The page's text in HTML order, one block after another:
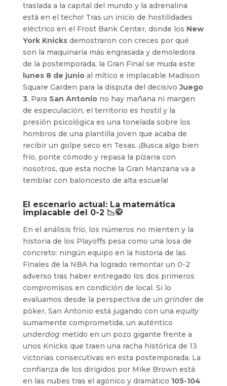
traslada a la capital del mundo y la adrenalina
está en el techo! Tras un inicio de hostilidades
eléctrico en el Frost Bank Center, donde los New
York Knicksdemostraron con creces por qué
son la maquinaria más engrasada y demoledora
de la postemporada, la Gran Final se muda este
lunes 8 de junioal mítico e implacable Madison
Square Garden para la disputa del decisivoJuego
3. Para San Antoniono hay mañana ni margen
de especulación; el territorio es hostil y la
presión psicológica es una tonelada sobre los
hombros de una plantilla joven que acaba de
recibir un golpe seco en Texas. ¡Busca algo bien
frío, ponte cómodo y repasa la pizarra con
nosotros, que esta noche la Gran Manzana va a
temblar con baloncesto de alta escuela!
El escenario actual: La matemática
implacable del 0-2 📉🥋
En el análisis frío, los números no mienten y la
historia de los Playoffs pesa como una losa de
concreto: ningún equipo en la historia de las
Finales de la NBA ha logrado remontar un 0-2
adverso tras haber entregado los dos primeros
compromisos en condición de local. Si lo
evaluamos desde la perspectiva de un grinderde
póker, San Antonio está jugando con una equity
sumamente comprometida, un auténtico
underdog metido en un pozo gigante frente a
unos Knicks que traen una racha histórica de 13
victorias consecutivas en esta postemporada. La
confianza de los dirigidos por Mike Brown está
en las nubes tras el agónico y dramático 105-104